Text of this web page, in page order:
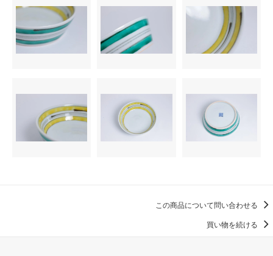
この商品について問い合わせる
買い物を続ける